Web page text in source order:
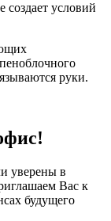
условий
руки.
уверены в
Вас к
будущего